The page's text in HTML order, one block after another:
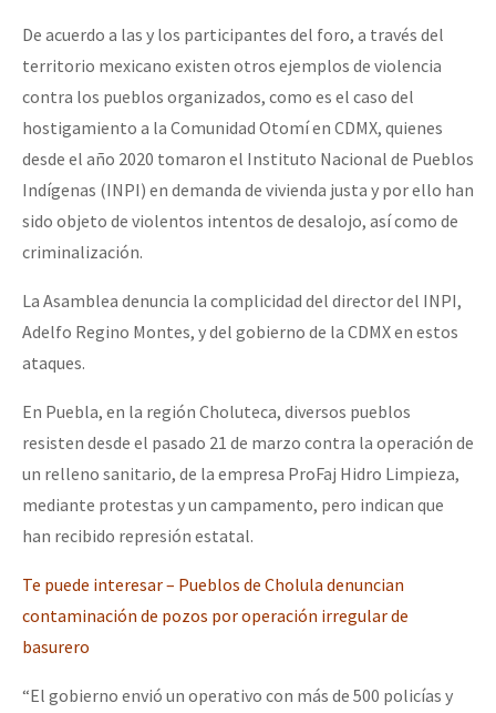
De acuerdo a las y los participantes del foro, a través del
territorio mexicano existen otros ejemplos de violencia
contra los pueblos organizados, como es el caso del
hostigamiento a la Comunidad Otomí en CDMX, quienes
desde el año 2020 tomaron el Instituto Nacional de Pueblos
Indígenas (INPI) en demanda de vivienda justa y por ello han
sido objeto de violentos intentos de desalojo, así como de
criminalización.
La Asamblea denuncia la complicidad del director del INPI,
Adelfo Regino Montes, y del gobierno de la CDMX en estos
ataques.
En Puebla, en la región Choluteca, diversos pueblos
resisten desde el pasado 21 de marzo contra la operación de
un relleno sanitario, de la empresa ProFaj Hidro Limpieza,
mediante protestas y un campamento, pero indican que
han recibido represión estatal.
Te puede interesar – Pueblos de Cholula denuncian
contaminación de pozos por operación irregular de
basurero
“El gobierno envió un operativo con más de 500 policías y